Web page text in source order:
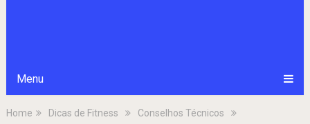
Menu
Home Dicas de Fitness
Conselhos Técnicos